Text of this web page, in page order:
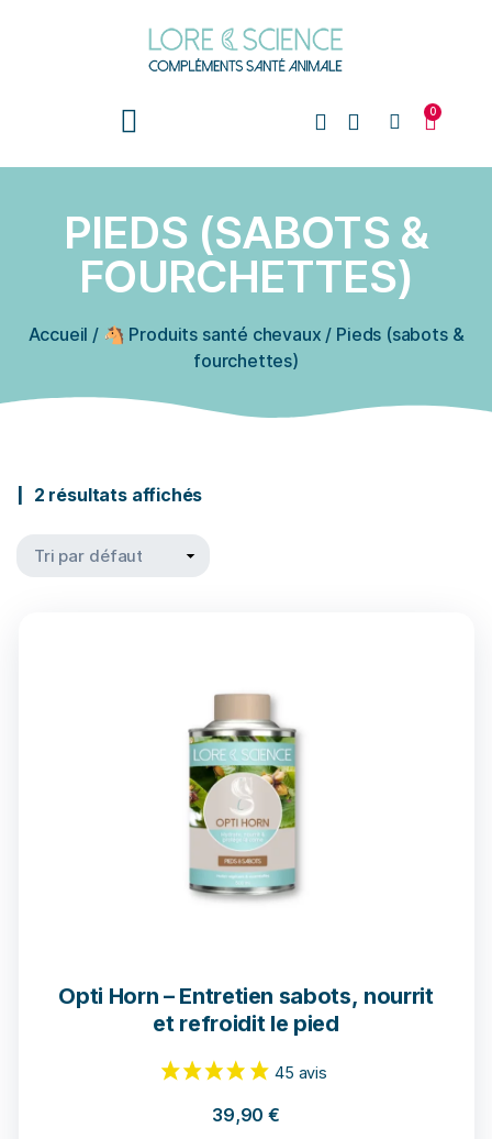
0
PIEDS (SABOTS &
FOURCHETTES)
Accueil / 🐴 Produits santé chevaux / Pieds (sabots &
fourchettes)
2 résultats affichés
Opti Horn – Entretien sabots, nourrit
et refroidit le pied
39,90€